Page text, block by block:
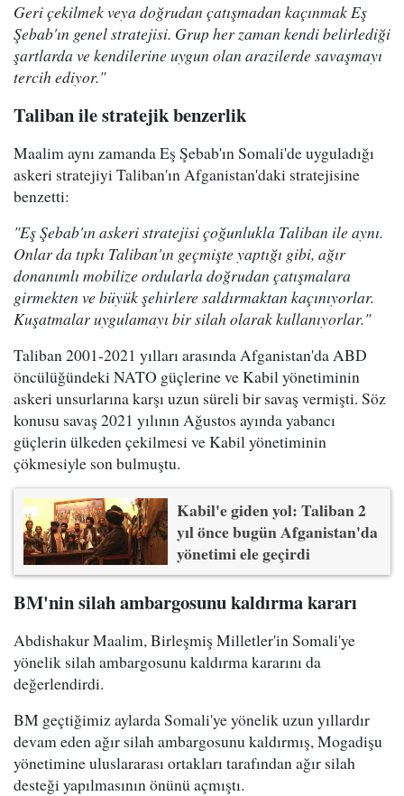
Geri çekilmek veya doğrudan çatışmadan kaçınmak Eş
Şebab'ın genel stratejisi. Grup her zaman kendi belirlediği
şartlarda ve kendilerine uygun olan arazilerde savaşmayı
tercih ediyor."
Taliban ile stratejik benzerlik
Maalim aynı zamanda Eş Şebab'ın Somali'de uyguladığı
askeri stratejiyi Taliban'ın Afganistan'daki stratejisine
benzetti:
"Eş Şebab'ın askeri stratejisi çoğunlukla Taliban ile aynı.
Onlar da tıpkı Taliban'ın geçmişte yaptığı gibi, ağır
donanımlı mobilize ordularla doğrudan çatışmalara
girmekten ve büyük şehirlere saldırmaktan kaçınıyorlar.
Kuşatmalar uygulamayı bir silah olarak kullanıyorlar."
Taliban 2001-2021 yılları arasında Afganistan'da ABD
öncülüğündeki NATO güçlerine ve Kabil yönetiminin
askeri unsurlarına karşı uzun süreli bir savaş vermişti. Söz
konusu savaş 2021 yılının Ağustos ayında yabancı
güçlerin ülkeden çekilmesi ve Kabil yönetiminin
çökmesiyle son bulmuştu.
Kabil'e giden yol: Taliban 2
yıl önce bugün Afganistan'da
yönetimi ele geçirdi
BM'nin silah ambargosunu kaldırma kararı
Abdishakur Maalim, Birleşmiş Milletler'in Somali'ye
yönelik silah ambargosunu kaldırma kararını da
değerlendirdi.
BM geçtiğimiz aylarda Somali'ye yönelik uzun yıllardır
devam eden ağır silah ambargosunu kaldırmış, Mogadişu
yönetimine uluslararası ortakları tarafından ağır silah
desteği yapılmasının önünü açmıştı.